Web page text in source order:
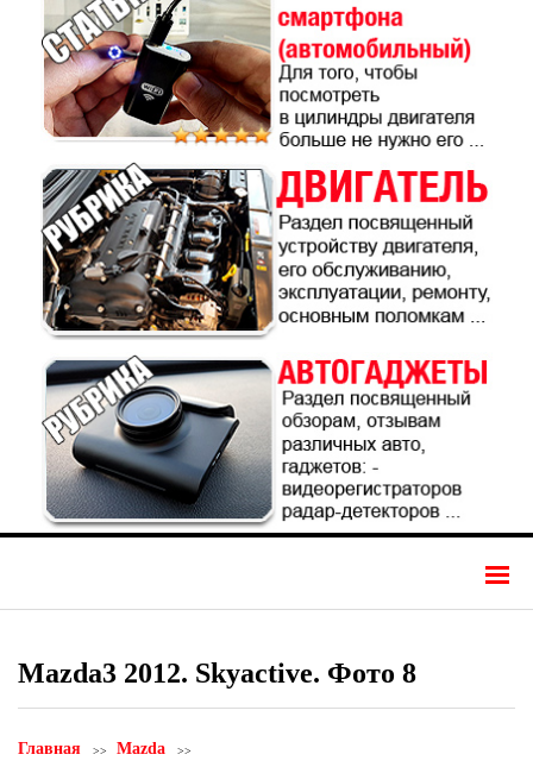
Mazda3 2012. Skyactive. Фото 8
Главная Mazda